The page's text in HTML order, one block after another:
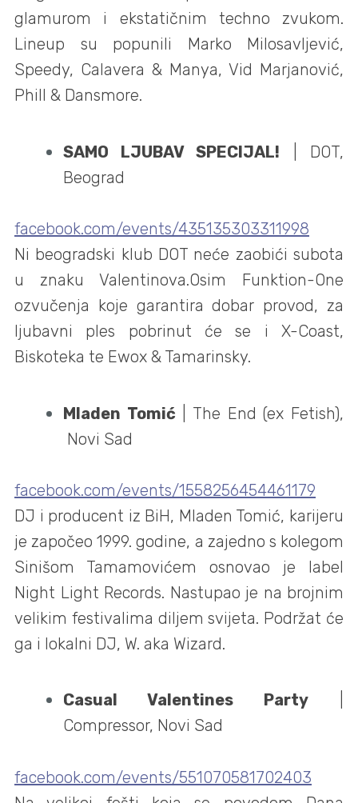
glamurom i ekstatičnim techno zvukom.
Lineup su popunili Marko Milosavljević,
Speedy, Calavera & Manya, Vid Marjanović,
Phill & Dansmore.
SAMO LJUBAV SPECIJAL! | DOT,
Beograd
facebook.com/events/435135303311998
Ni beogradski klub DOT neće zaobići subota
u znaku Valentinova.Osim Funktion-One
ozvučenja koje garantira dobar provod, za
ljubavni ples pobrinut će se i X-Coast,
Biskoteka te Ewox & Tamarinsky.
Mladen Tomić | The End (ex Fetish),
Novi Sad
facebook.com/events/1558256454461179
DJ i producent iz BiH, Mladen Tomić, karijeru
je započeo 1999. godine, a zajedno s kolegom
Sinišom Tamamovićem osnovao je label
Night Light Records. Nastupao je na brojnim
velikim festivalima diljem svijeta. Podržat će
ga i lokalni DJ, W. aka Wizard.
Casual Valentines Party|
Compressor, Novi Sad
facebook.com/events/551070581702403